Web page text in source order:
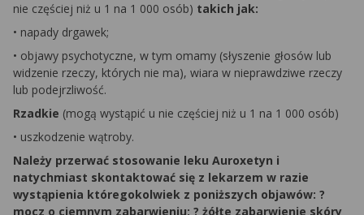
nie częściej niż u 1 na 1 000 osób) takich jak:
• napady drgawek;
• objawy psychotyczne, w tym omamy (słyszenie głosów lub
widzenie rzeczy, których nie ma), wiara w nieprawdziwe rzeczy
lub podejrzliwość.
Rzadkie (mogą wystąpić u nie częściej niż u 1 na 1 000 osób)
• uszkodzenie wątroby.
Należy przerwać stosowanie leku Auroxetyn i
natychmiast skontaktować się z lekarzem w razie
wystąpienia któregokolwiek z poniższych objawów: ?
mocz o ciemnym zabarwieniu; ? żółte zabarwienie skóry